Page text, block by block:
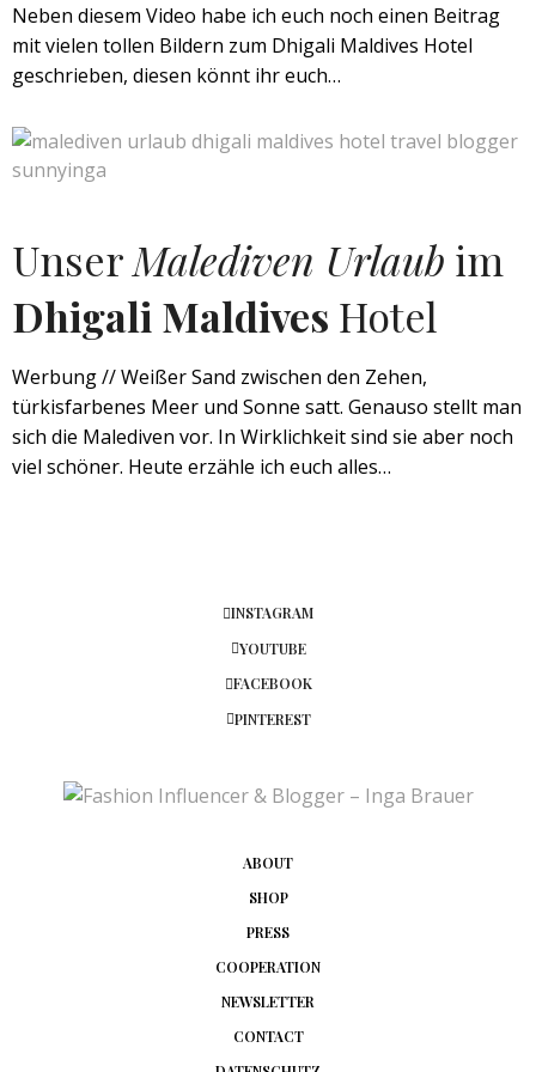
Neben diesem Video habe ich euch noch einen Beitrag
mit vielen tollen Bildern zum Dhigali Maldives Hotel
geschrieben, diesen könnt ihr euch…
UnserMalediven Urlaub im
Dhigali Maldives Hotel
Werbung // Weißer Sand zwischen den Zehen,
türkisfarbenes Meer und Sonne satt. Genauso stellt man
sich die Malediven vor. In Wirklichkeit sind sie aber noch
viel schöner. Heute erzähle ich euch alles…
INSTAGRAM
YOUTUBE
FACEBOOK
PINTEREST
ABOUT
SHOP
PRESS
COOPERATION
NEWSLETTER
CONTACT